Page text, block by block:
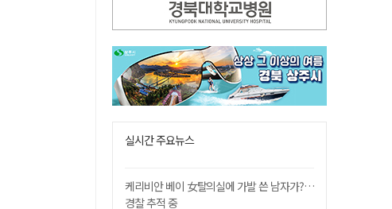
실시간 주요뉴스
케리비안 베이 女탈의실에 가발 쓴 남자가?…
경찰 추적 중